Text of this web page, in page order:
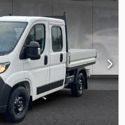
2.070 mm, bedrijfsklaar gewicht:
cabine, cruise control, laag
, Financiering/leasering mogelijk
Neem contact met
fouten en tussenverkoop.
verlengde materiaaldrager,
radio 7" touchscreen, USB-
cruisecontrol,
comfortabele bestuurdersstoel,
in het Duits,